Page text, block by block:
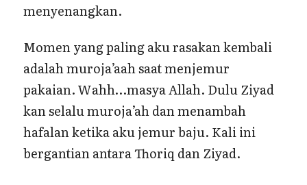
menyenangkan.
Momen yang paling aku rasakan kembali
adalah muroja’aah saat menjemur
pakaian. Wahh…masya Allah. Dulu Ziyad
kan selalu muroja’ah dan menambah
hafalan ketika aku jemur baju. Kali ini
bergantian antara Thoriq dan Ziyad.